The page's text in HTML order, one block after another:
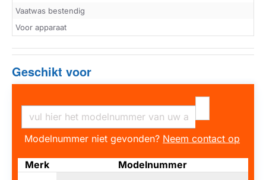
Vaatwas bestendig
Voor apparaat
Geschikt voor
Modelnummer niet gevonden? Neem contact op
Merk Modelnummer